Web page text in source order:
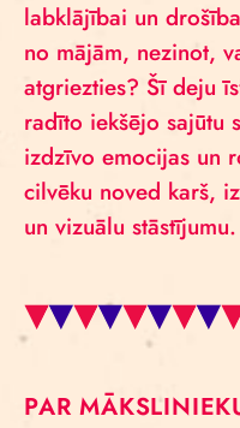
labklājībai un
no mājām, nezinot,
atgriezties? Šī deju
radīto iekšējo sajūtu
izdzīvo emocijas un
cilvēku noved karš,
un vizuālu stāstījumu.
PAR